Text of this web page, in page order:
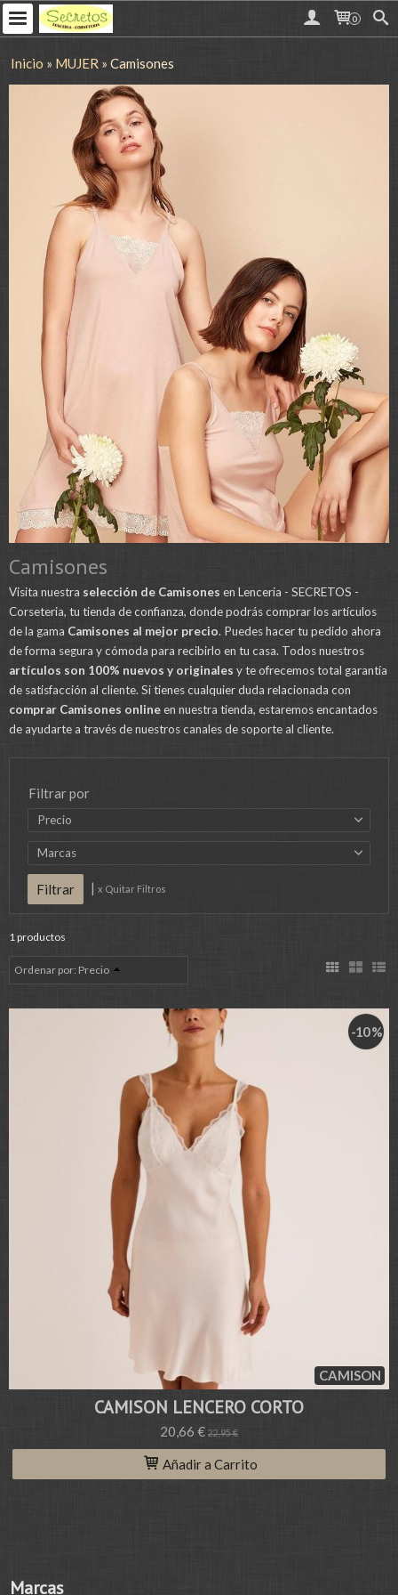
0
Marcas
Inicio » MUJER » Camisones
Camisones
Visita nuestra selección de Camisones en Lenceria - SECRETOS -
Corseteria, tu tienda de confianza, donde podrás comprar los artículos
de la gama Camisones al mejor precio. Puedes hacer tu pedido ahora
de forma segura y cómoda para recibirlo en tu casa. Todos nuestros
artículos son 100% nuevos y originales y te ofrecemos total garantía
de satisfacción al cliente. Si tienes cualquier duda relacionada con
comprar Camisones onlineen nuestra tienda, estaremos encantados
de ayudarte a través de nuestros canales de soporte al cliente.
Filtrar por
Precio
Marcas
| x Quitar Filtros
1 productos
Ordenar por: Precio
CAMISON
-10 %
CAMISON LENCERO CORTO
20,66 € 22,95 €
Añadir a Carrito